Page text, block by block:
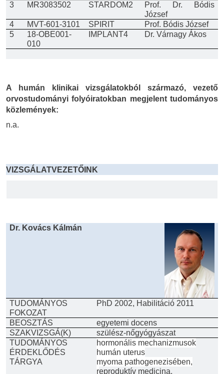
3
MR3083502 STARDOM2
Prof. Dr. Bódis
József
4
MVT-601-3101 SPIRIT
Prof. Bódis József
5
18-OBE001-
010
IMPLANT4 Dr. Várnagy Ákos
A humán klinikai vizsgálatokból származó, vezető
orvostudományi folyóiratokban megjelent tudományos
közlemények:
n.a.
VIZSGÁLATVEZETŐINK
Dr. Kovács Kálmán
TUDOMÁNYOS
FOKOZAT
PhD 2002, Habilitáció 2011
BEOSZTÁS
egyetemi docens
SZAKVIZSGÁ(K)
szülész-nőgyógyászat
TUDOMÁNYOS
ÉRDEKLŐDÉS
TÁRGYA
hormonális mechanizmusok
humán uterus
myoma pathogenezisében,
reproduktív medicina,